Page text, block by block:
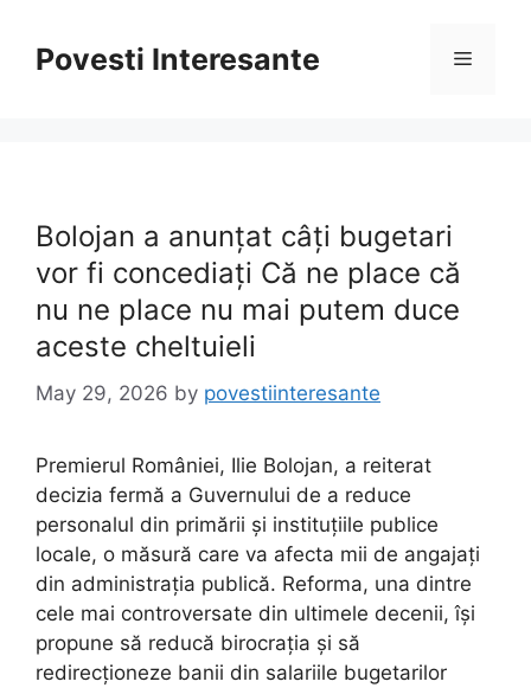
contentPovesti Interesante Menu
Bolojan a anunțat câți bugetari
vor fi concediați Că ne place că
nu ne place nu mai putem duce
aceste cheltuieli
May 29, 2026 by povestiinteresante
Premierul României, Ilie Bolojan, a reiterat
decizia fermă a Guvernului de a reduce
personalul din primării și instituțiile publice
locale, o măsură care va afecta mii de angajați
din administrația publică. Reforma, una dintre
cele mai controversate din ultimele decenii, își
propune să reducă birocrația și să
redirecționeze banii din salariile bugetarilor